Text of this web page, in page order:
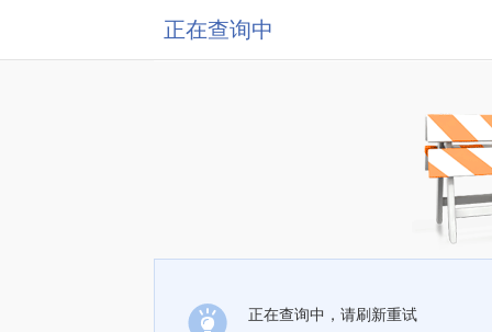
正在查询中
正在查询中，请刷新重试